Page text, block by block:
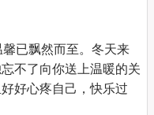
已飘然而至。冬天来
不了向你送上温暖的关
好心疼自己，快乐过